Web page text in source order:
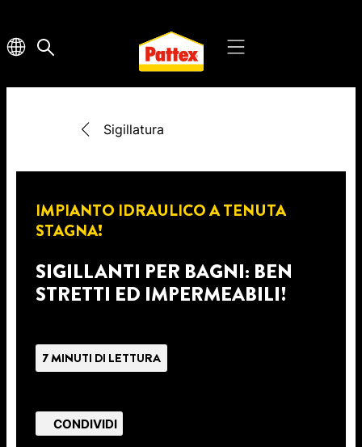
Sigillatura
IMPIANTO IDRAULICO A TENUTA
STAGNA!
SIGILLANTI PER BAGNI: BEN
STRETTI ED IMPERMEABILI!
7 MINUTI DI LETTURA
CONDIVIDI